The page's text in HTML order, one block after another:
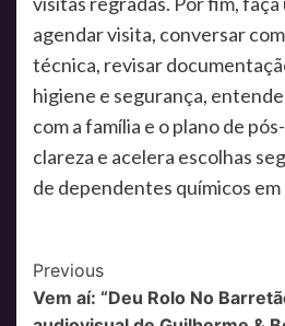
agendar visita, conversar
técnica, revisar
higiene e segurança,
com a família e o plano de
clareza e acelera escolhas
de dependentes químicos em
Post
Navigation
Previous
Vem aí: “Deu Rolo No